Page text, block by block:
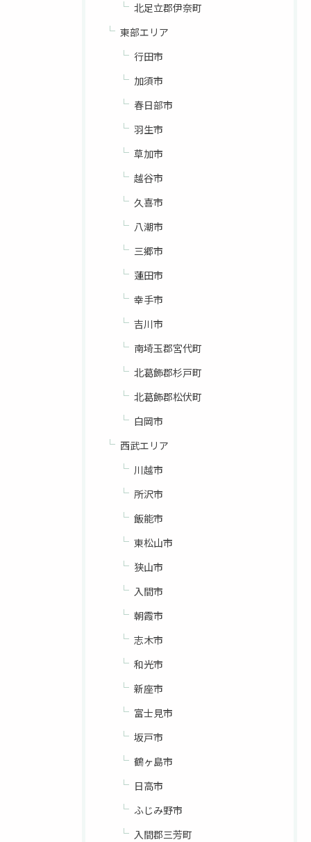
北足立郡伊奈町
東部エリア
行田市
加須市
春日部市
羽生市
草加市
越谷市
久喜市
八潮市
三郷市
蓮田市
幸手市
吉川市
南埼玉郡宮代町
北葛飾郡杉戸町
北葛飾郡松伏町
白岡市
西武エリア
川越市
所沢市
飯能市
東松山市
狭山市
入間市
朝霞市
志木市
和光市
新座市
富士見市
坂戸市
鶴ヶ島市
日高市
ふじみ野市
入間郡三芳町